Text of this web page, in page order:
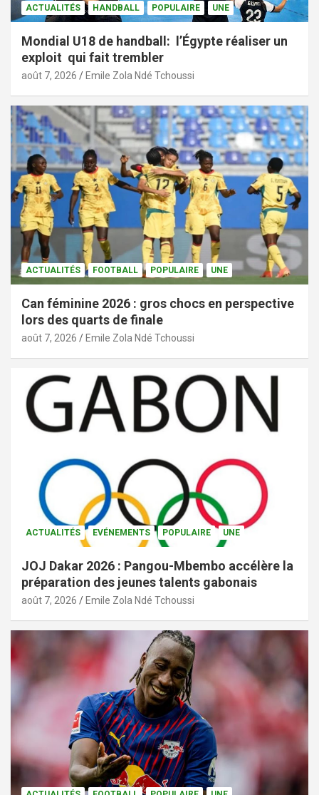
ACTUALITÉS HANDBALL POPULAIRE UNE
Mondial U18 de handball: l’Égypte réaliser un
exploit qui fait trembler
août 7, 2026 Emile Zola Ndé Tchoussi
ACTUALITÉS FOOTBALL POPULAIRE UNE
Can féminine 2026 : gros chocs en perspective
lors des quarts de finale
août 7, 2026 Emile Zola Ndé Tchoussi
ACTUALITÉS EVÉNEMENTS POPULAIRE UNE
JOJ Dakar 2026 : Pangou-Mbembo accélère la
préparation des jeunes talents gabonais
août 7, 2026 Emile Zola Ndé Tchoussi